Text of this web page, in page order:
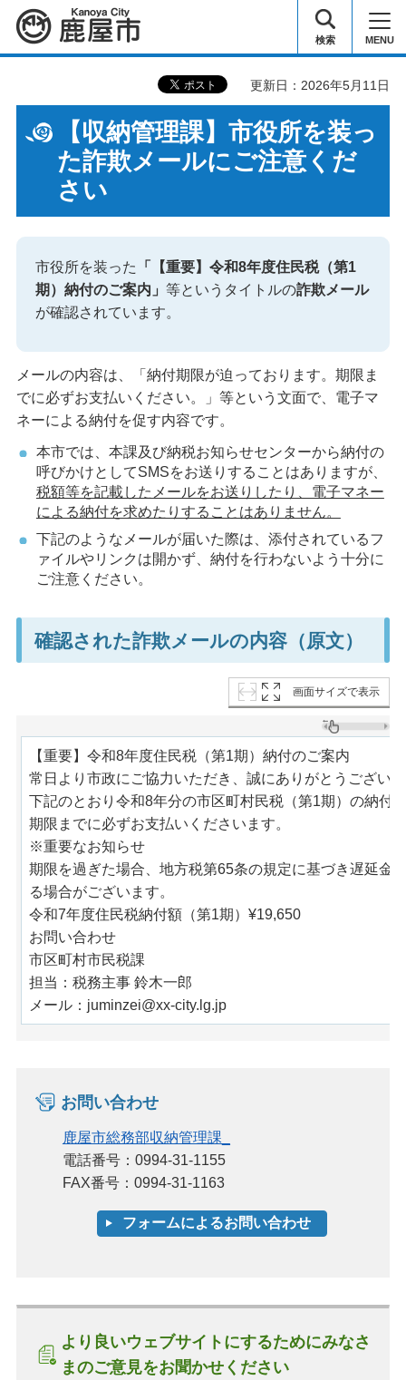
鹿屋市 検索 MENU
更新日：2026年5月11日
【収納管理課】市役所を装っ
た詐欺メールにご注意くだ
さい
市役所を装った
「【重要】令和8年度住民税（第1
期）納付のご案内」 等というタイトルの詐欺メール
が確認されています。
メールの内容は、「納付期限が迫っております。期限ま
でに必ずお支払いください。」等という文面で、電子マ
ネーによる納付を促す内容です。
本市では、本課及び納税お知らせセンターから納付の
呼びかけとしてSMSをお送りすることはありますが、
税額等を記載したメールをお送りしたり、電子マネー
による納付を求めたりすることはありません。
下記のようなメールが届いた際は、添付されているフ
ァイルやリンクは開かず、納付を行わないよう十分に
ご注意ください。
確認された詐欺メールの内容（原文）
画面サイズで表示
【重要】令和8年度住民税（第1期）納付のご案内
常日より市政にご協力いただき、誠にありがとうござい
下記のとおり令和8年分の市区町村民税（第1期）の納付
期限までに必ずお支払いくださいます。
※重要なお知らせ
期限を過ぎた場合、地方税第65条の規定に基づき遅延金
る場合がございます。
令和7年度住民税納付額（第1期）¥19,650
お問い合わせ
市区町村市民税課
担当：税務主事 鈴木一郎
メール：juminzei@xx-city.lg.jp
お問い合わせ
鹿屋市総務部収納管理課_
電話番号：0994-31-1155
FAX番号：0994-31-1163
より良いウェブサイトにするためにみなさ
まのご意見をお聞かせください